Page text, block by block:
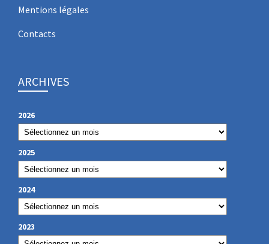
Mentions légales
Contacts
ARCHIVES
2026
2025
2024
2023